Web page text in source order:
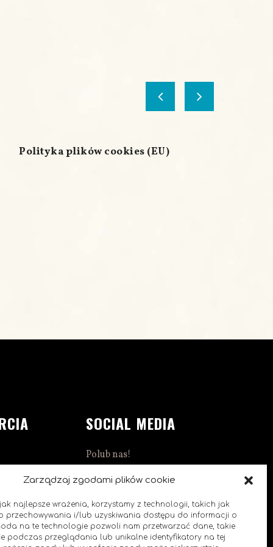
Zarządzaj zgodami plików cookie
najlepsze wrażenia, korzystamy z technologii, takich jak
przechowywania i/lub uzyskiwania dostępu do informacji o
na te technologie pozwoli nam przetwarzać dane, takie
podczas przeglądania lub unikalne identyfikatory na tej
Polityka plików cookies (EU)
SOCIAL MEDIA
Polub nas!